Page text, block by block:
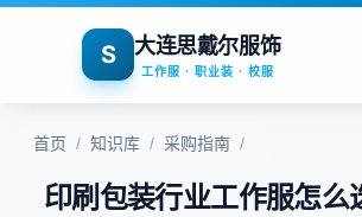
S 大连思戴尔服饰
工作服 · 职业装 · 校服
首页 / 知识库 / 采购指南 /
印刷包装行业工作服怎么